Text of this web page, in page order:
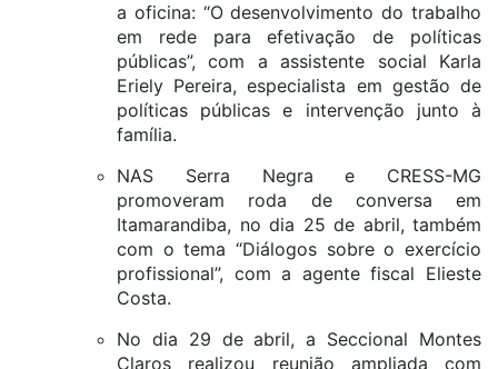
a oficina: “O desenvolvimento do trabalho
em rede para efetivação de políticas
públicas”, com a assistente social Karla
Eriely Pereira, especialista em gestão de
políticas públicas e intervenção junto à
família.
NAS Serra Negra e CRESS-MG
promoveram roda de conversa em
Itamarandiba, no dia 25 de abril, também
com o tema “Diálogos sobre o exercício
profissional”, com a agente fiscal Elieste
Costa.
No dia 29 de abril, a Seccional Montes
Claros realizou reunião ampliada com